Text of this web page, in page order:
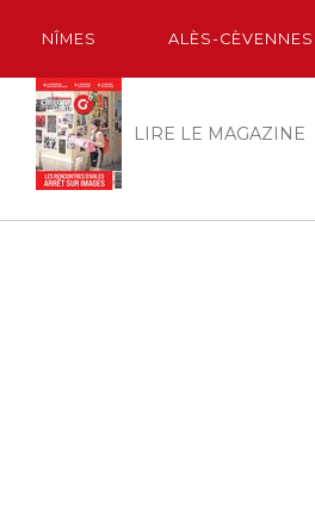
NÎMES ALÈS-CÈVENNES
LIRE LE MAGAZINE